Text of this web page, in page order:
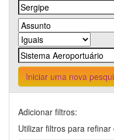
Iniciar uma nova
Adicionar filtros:
Utilizar filtros para